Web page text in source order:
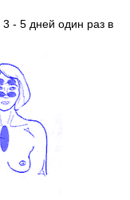
3 - 5 дней один раз в